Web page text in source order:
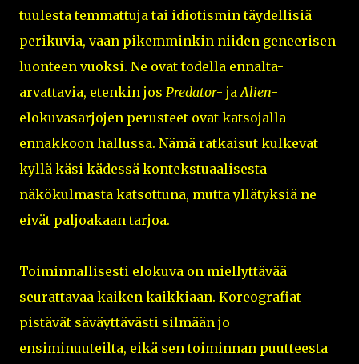
tuulesta temmattuja tai idiotismin täydellisiä
perikuvia, vaan pikemminkin niiden geneerisen
luonteen vuoksi. Ne ovat todella ennalta-
arvattavia, etenkin jos Predator- ja Alien-
elokuvasarjojen perusteet ovat katsojalla
ennakkoon hallussa. Nämä ratkaisut kulkevat
kyllä käsi kädessä kontekstuaalisesta
näkökulmasta katsottuna, mutta yllätyksiä ne
eivät paljoakaan tarjoa.
Toiminnallisesti elokuva on miellyttävää
seurattavaa kaiken kaikkiaan. Koreografiat
pistävät säväyttävästi silmään jo
ensiminuuteilta, eikä sen toiminnan puutteesta